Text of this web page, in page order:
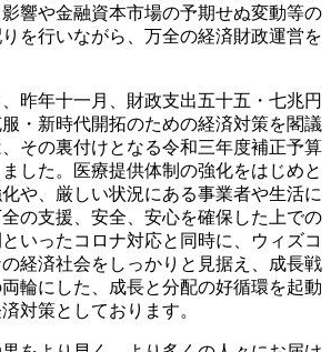
響や金融資本市場の予期せぬ変動等の
を行いながら、万全の経済財政運営を
昨年十一月、財政支出五十五・七兆円
・新時代開拓のための経済対策を閣議
その裏付けとなる令和三年度補正予算
した。医療提供体制の強化をはじめと
や、厳しい状況にある事業者や生活に
の支援、安全、安心を確保した上での
いったコロナ対応と同時に、ウィズコ
経済社会をしっかりと見据え、成長戦
輪にした、成長と分配の好循環を起動
対策としております。